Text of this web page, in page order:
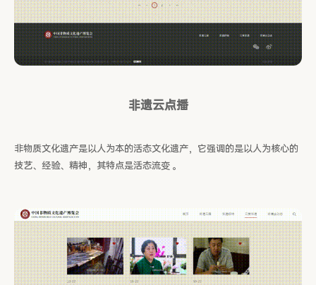
非遗云点播
非物质文化遗产是以人为本的活态文化遗产，它强调的是以人为核心的
技艺、经验、精神，其特点是活态流变 。